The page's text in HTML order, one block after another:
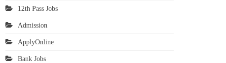
12th Pass Jobs
Admission
ApplyOnline
Bank Jobs